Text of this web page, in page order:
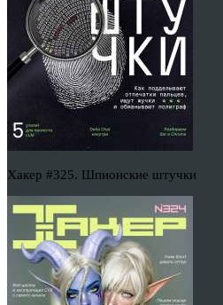
Хакер #325. Шпионские штучки